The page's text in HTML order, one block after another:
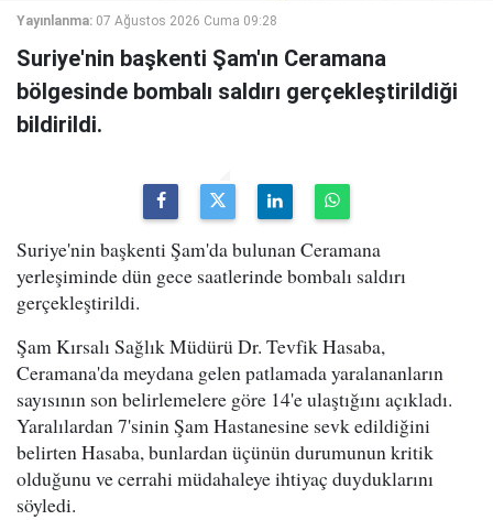
Yayınlanma: 07 Ağustos 2026 Cuma 09:28
Suriye'nin başkenti Şam'ın Ceramana
bölgesinde bombalı saldırı gerçekleştirildiği
bildirildi.
Suriye'nin başkenti Şam'da bulunan Ceramana
yerleşiminde dün gece saatlerinde bombalı saldırı
gerçekleştirildi.
Şam Kırsalı Sağlık Müdürü Dr. Tevfik Hasaba,
Ceramana'da meydana gelen patlamada yaralananların
sayısının son belirlemelere göre 14'e ulaştığını açıkladı.
Yaralılardan 7'sinin Şam Hastanesine sevk edildiğini
belirten Hasaba, bunlardan üçünün durumunun kritik
olduğunu ve cerrahi müdahaleye ihtiyaç duyduklarını
söyledi.